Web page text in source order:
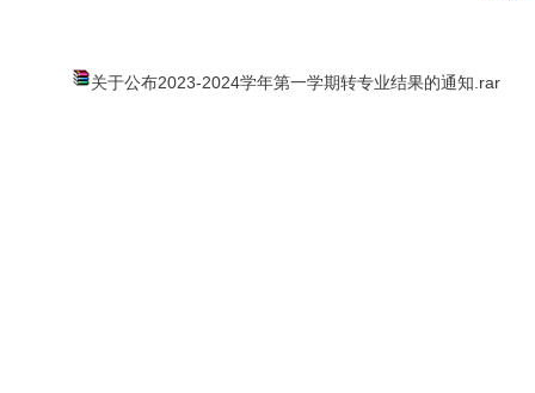
关于公布2023-2024学年第一学期转专业结果的通知.rar